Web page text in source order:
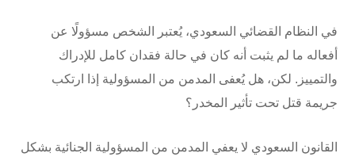
في النظام القضائي السعودي، يُعتبر الشخص مسؤولًا عن
أفعاله ما لم يثبت أنه كان في حالة فقدان كامل للإدراك
والتمييز. لكن، هل يُعفى المدمن من المسؤولية إذا ارتكب
جريمة قتل تحت تأثير المخدر؟
القانون السعودي لا يعفي المدمن من المسؤولية الجنائية بشكل